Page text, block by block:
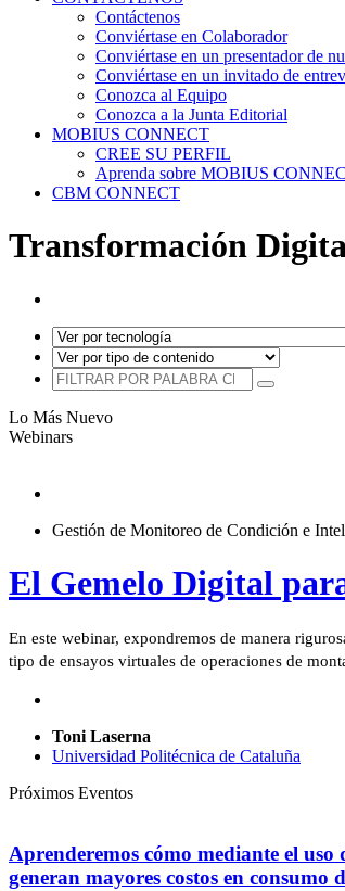
Contáctenos
Conviértase en Colaborador
Conviértase en un presentador de
Conviértase en un invitado de
Conozca al Equipo
Conozca a la Junta Editorial
MOBIUS CONNECT
CREE SU PERFIL
Aprenda sobre MOBIUS
CBM CONNECT
Transformación
Lo Más Nuevo
Webinars
Gestión de Monitoreo de Condición e
El Gemelo Digital
En este webinar, expondremos de manera
tipo de ensayos virtuales de operaciones de
Toni Laserna
Universidad Politécnica de Cataluña
Próximos Eventos
Aprenderemos cómo mediante el
generan mayores costos en consumo